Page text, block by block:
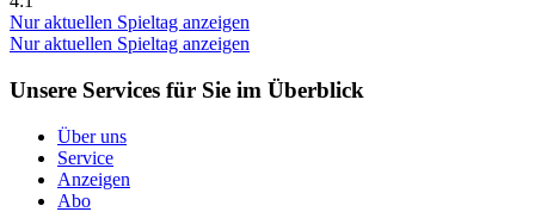
Nur aktuellen Spieltag anzeigen
Nur aktuellen Spieltag anzeigen
Unsere Services für Sie im Überblick
Über uns
Service
Anzeigen
Abo